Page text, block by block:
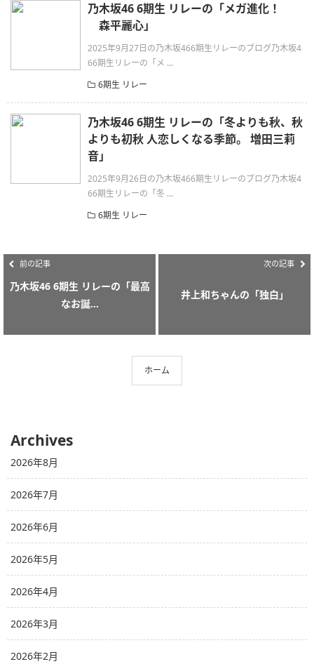
乃木坂46 6期生 リレーの「メガ進化！
森平麗心」
2025年9月27日の乃木坂466期生リレーのブログ乃木坂4
66期生リレーの「メ ...
6期生 リレー
乃木坂46 6期生 リレーの「冬よりも秋、秋
よりも初秋 人恋しくなる季節。 増田三莉
音」
2025年9月26日の乃木坂466期生リレーのブログ乃木坂4
66期生リレーの「冬 ...
6期生 リレー
前の記事
乃木坂46 6期生 リレーの「最高
なお誕...
次の記事
井上和ちゃんの「独白」
ホーム
Archives
2026年8月
2026年7月
2026年6月
2026年5月
2026年4月
2026年3月
2026年2月